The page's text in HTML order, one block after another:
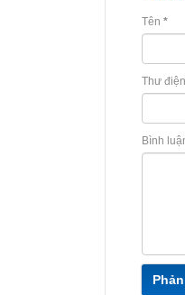
Tên *
Thư
Bình